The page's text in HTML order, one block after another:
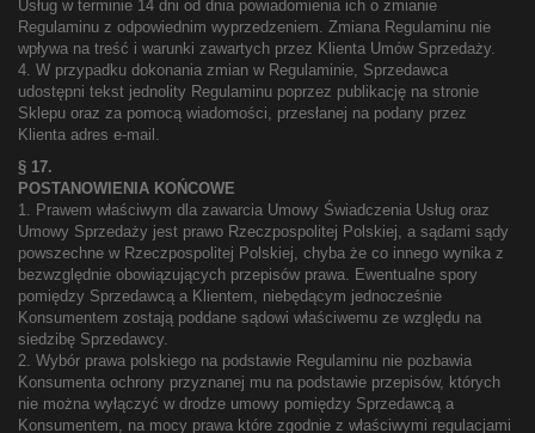
Usług w terminie 14 dni od dnia powiadomienia ich o zmianie
Regulaminu z odpowiednim wyprzedzeniem. Zmiana Regulaminu nie
wpływa na treść i warunki zawartych przez Klienta Umów Sprzedaży.
4. W przypadku dokonania zmian w Regulaminie, Sprzedawca
udostępni tekst jednolity Regulaminu poprzez publikację na stronie
Sklepu oraz za pomocą wiadomości, przesłanej na podany przez
Klienta adres e-mail.
§ 17.
POSTANOWIENIA KOŃCOWE
1. Prawem właściwym dla zawarcia Umowy Świadczenia Usług oraz
Umowy Sprzedaży jest prawo Rzeczpospolitej Polskiej, a sądami sądy
powszechne w Rzeczpospolitej Polskiej, chyba że co innego wynika z
bezwzględnie obowiązujących przepisów prawa. Ewentualne spory
pomiędzy Sprzedawcą a Klientem, niebędącym jednocześnie
Konsumentem zostają poddane sądowi właściwemu ze względu na
siedzibę Sprzedawcy.
2. Wybór prawa polskiego na podstawie Regulaminu nie pozbawia
Konsumenta ochrony przyznanej mu na podstawie przepisów, których
nie można wyłączyć w drodze umowy pomiędzy Sprzedawcą a
Konsumentem, na mocy prawa które zgodnie z właściwymi regulacjami